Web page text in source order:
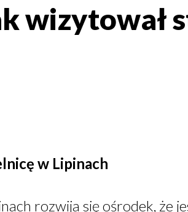
wizytował
w Lipinach
rozwija się ośrodek, że